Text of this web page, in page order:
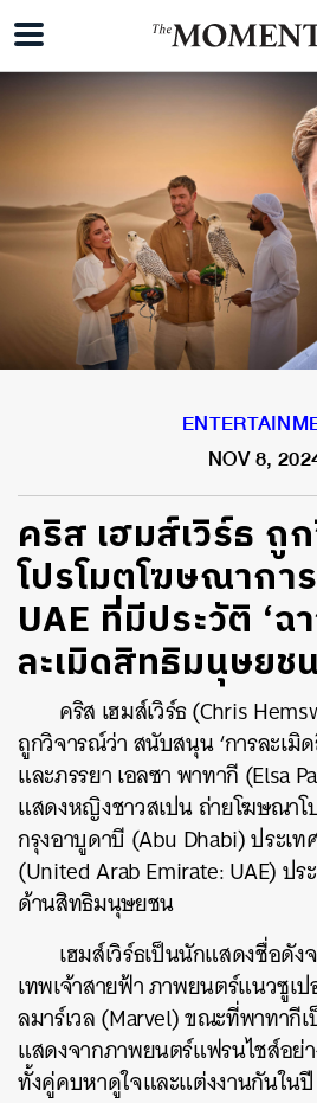
NOV 8,
คริส เฮมส์เวิร์ธ ถู
โปรโมตโฆษณากา
UAE ที่มีประวัติ ‘ฉ
ละเมิดสิทธิมนุษยชน
คริส เฮมส์เวิร์ธ (Chris
ถูกวิจารณ์ว่า สนับสนุน ‘การละเมิ
และภรรยา เอลซา พาทากี (Elsa
แสดงหญิงชาวสเปน ถ่ายโฆษณาโ
กรุงอาบูดาบี (Abu Dhabi) ประเ
(United Arab Emirate: UAE) ป
ด้านสิทธิมนุษยชน
เฮมส์เวิร์ธเป็นนักแสดงชื่อดั
เทพเจ้าสายฟ้า ภาพยนตร์แนวซูเป
ลมาร์เวล (Marvel) ขณะที่พาทากี
แสดงจากภาพยนตร์แฟรนไชส์อย่
ทั้งคู่คบหาดูใจและแต่งงานกันใน